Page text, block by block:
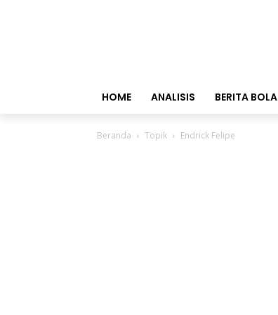
HOME ANALISIS BERITA BOLA
Beranda Topik Endrick Felipe